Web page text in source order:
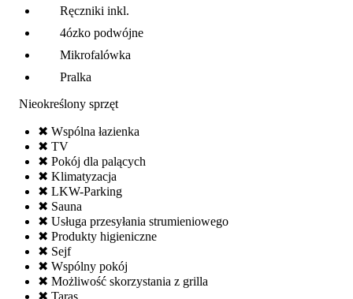
Ręczniki inkl.
4ózko podwójne
Mikrofalówka
Pralka
Nieokreślony sprzęt
✖ Wspólna łazienka
✖ TV
✖ Pokój dla palących
✖ Klimatyzacja
✖ LKW-Parking
✖ Sauna
✖ Usługa przesyłania strumieniowego
✖ Produkty higieniczne
✖ Sejf
✖ Wspólny pokój
✖ Możliwość skorzystania z grilla
✖ Taras